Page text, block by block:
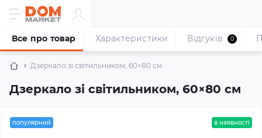
Дзеркало зі світильником, 60×80 см
Дзеркало зі світильником, 60×80 см
Все про товар Характеристики Відгуків 0
популярний в наявності